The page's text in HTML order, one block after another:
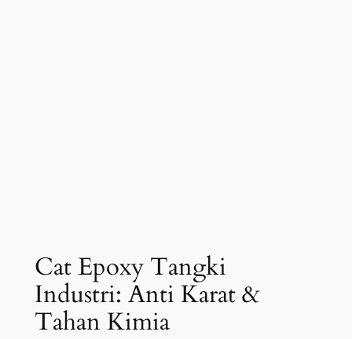
Cat Epoxy Tangki
Industri: Anti Karat &
Tahan Kimia